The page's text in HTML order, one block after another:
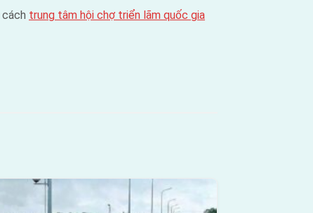
trung tâm hội chợ triển lãm quốc gia